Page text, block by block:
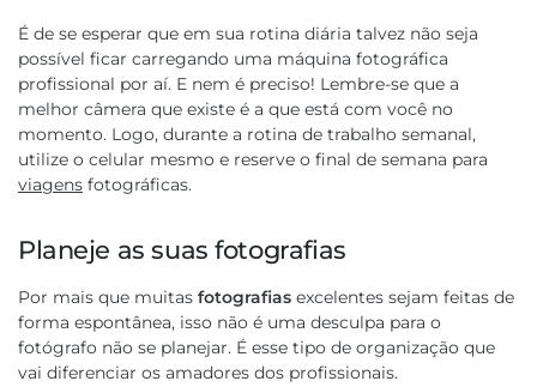
É de se esperar que em sua rotina diária talvez não seja
possível ficar carregando uma máquina fotográfica
profissional por aí. E nem é preciso! Lembre-se que a
melhor câmera que existe é a que está com você no
momento. Logo, durante a rotina de trabalho semanal,
utilize o celular mesmo e reserve o final de semana para
viagens fotográficas.
Planeje as suas fotografias
Por mais que muitasfotografias excelentes sejam feitas de
forma espontânea, isso não é uma desculpa para o
fotógrafo não se planejar. É esse tipo de organização que
vai diferenciar os amadores dos profissionais.